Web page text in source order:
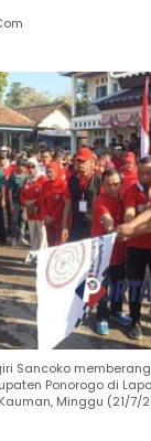
Sancoko
Ponorogo di
Minggu (21/7/